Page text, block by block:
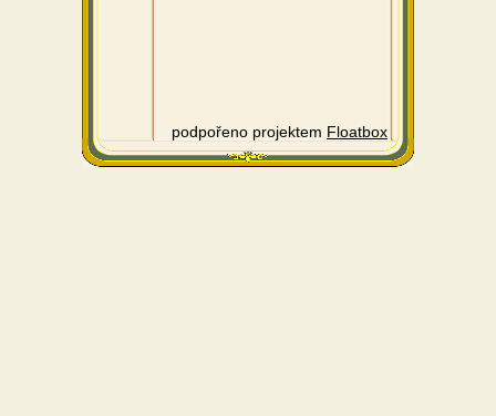
podpořeno projektem Floatbox